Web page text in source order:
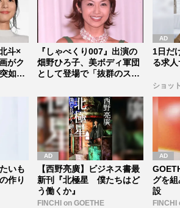
斗×
がク
如中
『しゃべくり007』出演の
畑野ひろ子、美ボディ軍団
として登場で「抜群のスタ
1日だ
る求人
ショッ
いも
作り
【西野亮廣】ビジネス書最
新刊『北極星 僕たちはど
う働くか』
FINCHI on GOETHE
グを
設
FINCHI